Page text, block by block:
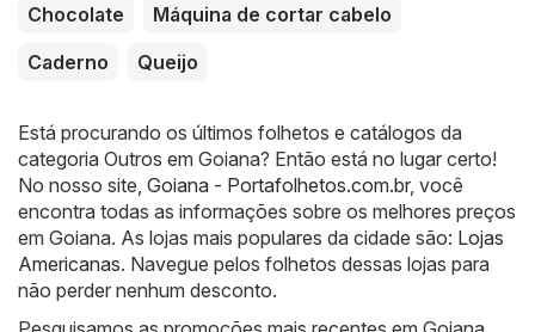
Chocolate
Máquina de cortar cabelo
Caderno
Queijo
Está procurando os últimos folhetos e catálogos da
categoria Outros em Goiana? Então está no lugar certo!
No nosso site, Goiana - Portafolhetos.com.br, você
encontra todas as informações sobre os melhores preços
em Goiana. As lojas mais populares da cidade são: Lojas
Americanas. Navegue pelos folhetos dessas lojas para
não perder nenhum desconto.